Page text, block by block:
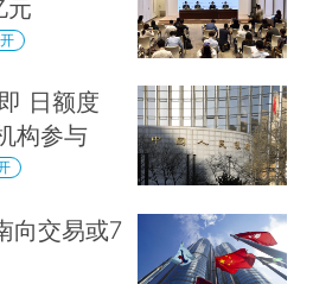
元
日额度
构参与
向交易或7